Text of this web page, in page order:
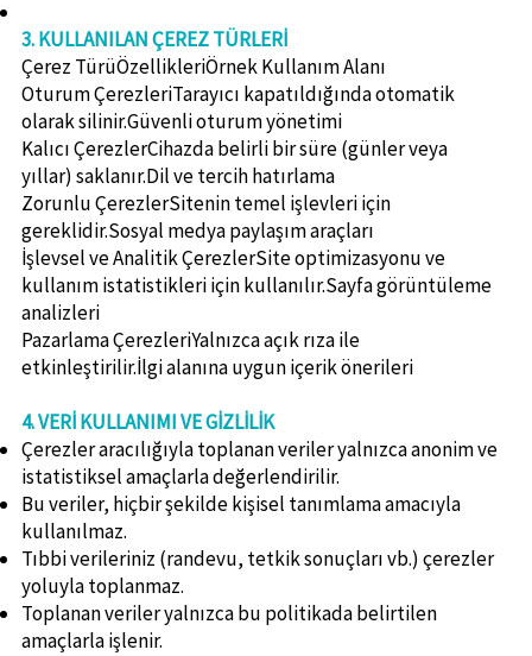
3. KULLANILAN ÇEREZ TÜRLERİ
Çerez TürüÖzellikleriÖrnek Kullanım Alanı
Oturum ÇerezleriTarayıcı kapatıldığında otomatik
olarak silinir.Güvenli oturum yönetimi
Kalıcı ÇerezlerCihazda belirli bir süre (günler veya
yıllar) saklanır.Dil ve tercih hatırlama
Zorunlu ÇerezlerSitenin temel işlevleri için
gereklidir.Sosyal medya paylaşım araçları
İşlevsel ve Analitik ÇerezlerSite optimizasyonu ve
kullanım istatistikleri için kullanılır.Sayfa görüntüleme
analizleri
Pazarlama ÇerezleriYalnızca açık rıza ile
etkinleştirilir.İlgi alanına uygun içerik önerileri
4. VERİ KULLANIMI VE GİZLİLİK
Çerezler aracılığıyla toplanan veriler yalnızca anonim ve
istatistiksel amaçlarla değerlendirilir.
Bu veriler, hiçbir şekilde kişisel tanımlama amacıyla
kullanılmaz.
Tıbbi verileriniz (randevu, tetkik sonuçları vb.) çerezler
yoluyla toplanmaz.
Toplanan veriler yalnızca bu politikada belirtilen
amaçlarla işlenir.